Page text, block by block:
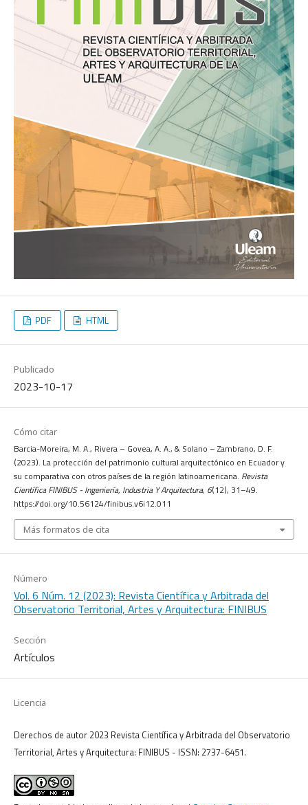
PDF HTML
Publicado
2023-10-17
Cómo citar
Barcia-Moreira, M. A., Rivera – Govea, A. A., & Solano – Zambrano, D. F.
(2023). La protección del patrimonio cultural arquitectónico en Ecuador y
su comparativa con otros países de la región latinoamericana. Revista
Científica FINIBUS - Ingeniería, Industria Y Arquitectura, 6(12), 31–49.
https://doi.org/10.56124/finibus.v6i12.011
Más formatos de cita
Número
Vol. 6 Núm. 12 (2023): Revista Científica y Arbitrada del
Observatorio Territorial, Artes y Arquitectura: FINIBUS
Sección
Artículos
Licencia
Derechos de autor 2023 Revista Científica y Arbitrada del Observatorio
Territorial, Artes y Arquitectura: FINIBUS - ISSN: 2737-6451.